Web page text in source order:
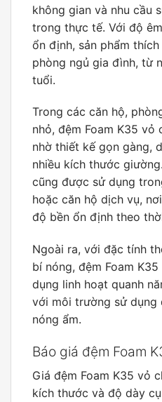
không gian và nhu cầu
trong thực tế. Với độ
ổn định, sản phẩm
phòng ngủ gia đình, từ
tuổi.
Trong các căn hộ,
nhỏ, đệm Foam K35 vỏ
nhờ thiết kế gọn gàng,
nhiều kích thước
cũng được sử dụng
hoặc căn hộ dịch vụ,
độ bền ổn định theo
Ngoài ra, với đặc tính
bí nóng, đệm Foam
dụng linh hoạt quanh
với môi trường sử dụng
nóng ẩm.
Báo giá đệm Foam
Giá đệm Foam K35 vỏ
kích thước và độ dày